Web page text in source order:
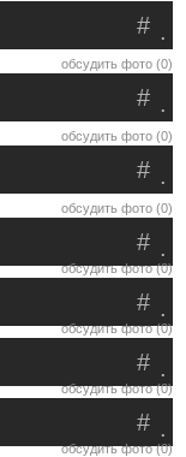
.
#
обсудить фото (0)
.
#
обсудить фото (0)
.
#
обсудить фото (0)
.
#
обсудить фото (0)
.
#
обсудить фото (0)
.
#
обсудить фото (0)
.
#
обсудить фото (0)